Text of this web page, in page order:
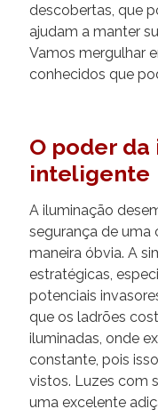
descobertas, que
ajudam a manter
Vamos mergulhar
conhecidos que
O poder
inteligente
A iluminação
segurança de uma
maneira óbvia. A
estratégicas,
potenciais
que os ladrões
iluminadas, onde
constante, pois
vistos. Luzes com
uma excelente